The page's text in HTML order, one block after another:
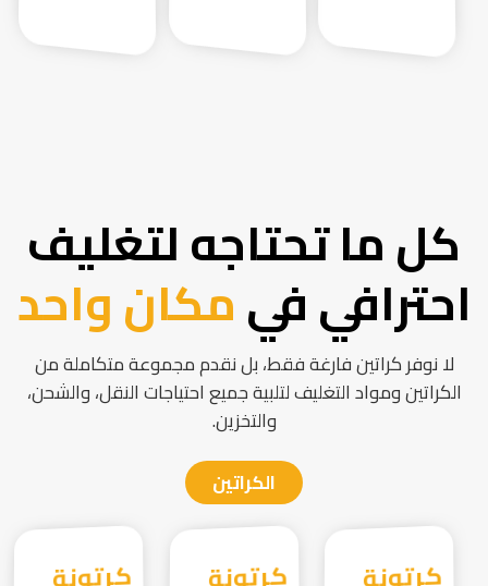
كل ما تحتاجه لتغليف
احترافي فيمكان واحد
لا نوفر كراتين فارغة فقط، بل نقدم مجموعة متكاملة من
الكراتين ومواد التغليف لتلبية جميع احتياجات النقل، والشحن،
والتخزين.
الكراتين